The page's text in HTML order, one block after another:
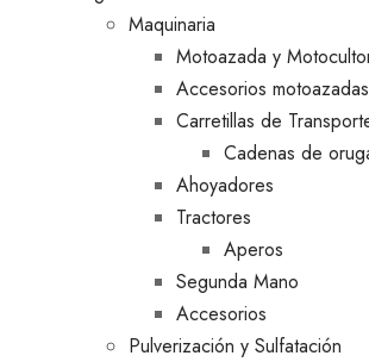
Maquinaria
Motoazada y
Accesorios motoazadas
Carretillas de
Cadenas de
Ahoyadores
Tractores
Aperos
Segunda Mano
Accesorios
Pulverización y Sulfatación